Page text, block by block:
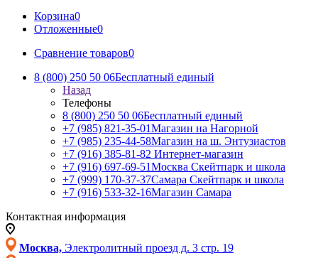
Корзина0
Отложенные0
Сравнение товаров0
8 (800) 250 50 06Бесплатный единый
Назад
Телефоны
8 (800) 250 50 06Бесплатный единый
+7 (985) 821-35-01Магазин на Нагорной
+7 (985) 235-44-58Магазин на ш. Энтузиастов
+7 (916) 385-81-82 Интернет-магазин
+7 (916) 697-69-51Москва Скейтпарк и школа
+7 (999) 170-37-37Самара Скейтпарк и школа
+7 (916) 533-32-16Магазин Самара
Контактная информация
Москва, Электролитный проезд д. 3 стр. 19